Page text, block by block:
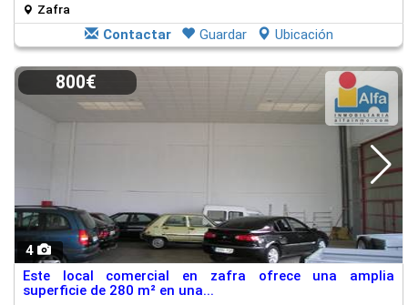
Zafra
Contactar Guardar Ubicación
4
800€
Este local comercial en zafra ofrece una amplia
superficie de 280 m² en una...